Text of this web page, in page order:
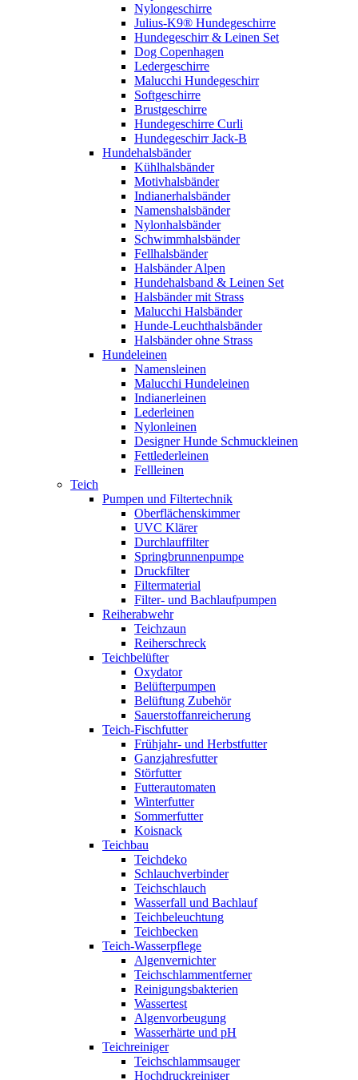
Nylongeschirre
Julius-K9® Hundegeschirre
Hundegeschirr & Leinen Set
Dog Copenhagen
Ledergeschirre
Malucchi Hundegeschirr
Softgeschirre
Brustgeschirre
Hundegeschirre Curli
Hundegeschirr Jack-B
Hundehalsbänder
Kühlhalsbänder
Motivhalsbänder
Indianerhalsbänder
Namenshalsbänder
Nylonhalsbänder
Schwimmhalsbänder
Fellhalsbänder
Halsbänder Alpen
Hundehalsband & Leinen Set
Halsbänder mit Strass
Malucchi Halsbänder
Hunde-Leuchthalsbänder
Halsbänder ohne Strass
Hundeleinen
Namensleinen
Malucchi Hundeleinen
Indianerleinen
Lederleinen
Nylonleinen
Designer Hunde Schmuckleinen
Fettlederleinen
Fellleinen
Teich
Pumpen und Filtertechnik
Oberflächenskimmer
UVC Klärer
Durchlauffilter
Springbrunnenpumpe
Druckfilter
Filtermaterial
Filter- und Bachlaufpumpen
Reiherabwehr
Teichzaun
Reiherschreck
Teichbelüfter
Oxydator
Belüfterpumpen
Belüftung Zubehör
Sauerstoffanreicherung
Teich-Fischfutter
Frühjahr- und Herbstfutter
Ganzjahresfutter
Störfutter
Futterautomaten
Winterfutter
Sommerfutter
Koisnack
Teichbau
Teichdeko
Schlauchverbinder
Teichschlauch
Wasserfall und Bachlauf
Teichbeleuchtung
Teichbecken
Teich-Wasserpflege
Algenvernichter
Teichschlammentferner
Reinigungsbakterien
Wassertest
Algenvorbeugung
Wasserhärte und pH
Teichreiniger
Teichschlammsauger
Hochdruckreiniger